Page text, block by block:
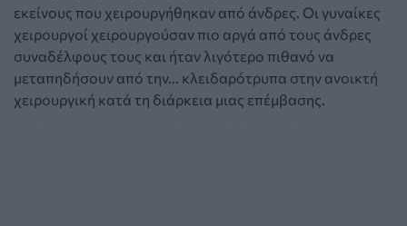
εκείνους που χειρουργήθηκαν από άνδρες. Οι γυναίκες
χειρουργοί χειρουργούσαν πιο αργά από τους άνδρες
συναδέλφους τους και ήταν λιγότερο πιθανό να
μεταπηδήσουν από την... κλειδαρότρυπα στην ανοικτή
χειρουργική κατά τη διάρκεια μιας επέμβασης.